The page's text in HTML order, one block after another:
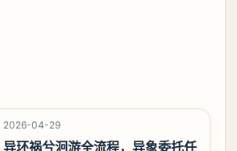
2026-04-29
异环祸兮洄游全流程，异象委托任